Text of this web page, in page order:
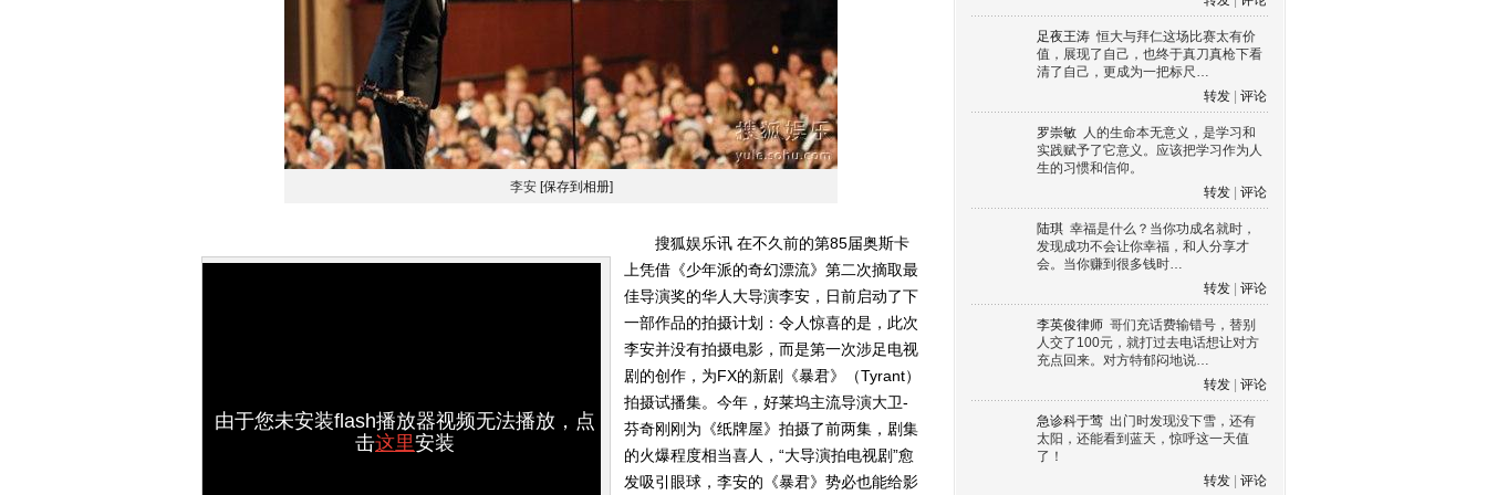
李安 [保存到相册]
由于您未安装flash播放器视频无法播放，点
击这里安装
搜狐娱乐讯 在不久前的第85届奥斯卡
上凭借《少年派的奇幻漂流》第二次摘取最
佳导演奖的华人大导演李安，日前启动了下
一部作品的拍摄计划：令人惊喜的是，此次
李安并没有拍摄电影，而是第一次涉足电视
剧的创作，为FX的新剧《暴君》（Tyrant）
拍摄试播集。今年，好莱坞主流导演大卫-
芬奇刚刚为《纸牌屋》拍摄了前两集，剧集
的火爆程度相当喜人，“大导演拍电视剧”愈
发吸引眼球，李安的《暴君》势必也能给影
足夜王涛 恒大与拜仁这场比赛太有价
值，展现了自己，也终于真刀真枪下看
清了自己，更成为一把标尺…
转发
评论
罗崇敏 人的生命本无意义，是学习和
实践赋予了它意义。应该把学习作为人
生的习惯和信仰。
转发
评论
陆琪 幸福是什么？当你功成名就时，
发现成功不会让你幸福，和人分享才
会。当你赚到很多钱时…
转发
评论
李英俊律师 哥们充话费输错号，替别
人交了100元，就打过去电话想让对方
充点回来。对方特郁闷地说…
转发
评论
急诊科于莺 出门时发现没下雪，还有
太阳，还能看到蓝天，惊呼这一天值
了！
转发
评论